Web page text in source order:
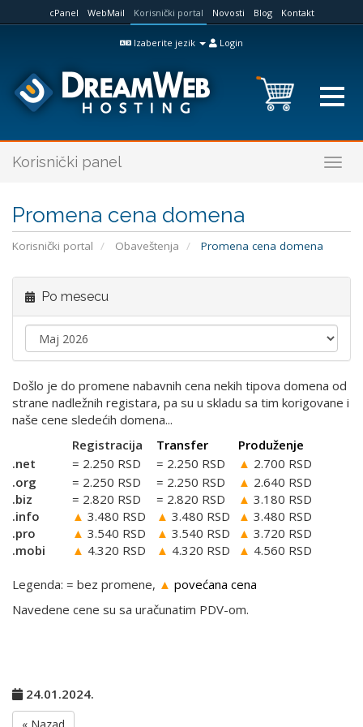
cPanel WebMail Korisnički portal Novosti Blog Kontakt
Izaberite jezik Login
Korisnički panel
Promena cena domena
Korisnički portal Obaveštenja Promena cena domena
Po mesecu
Došlo je do promene nabavnih cena nekih tipova domena od
strane nadležnih registara, pa su u skladu sa tim korigovane i
naše cene sledećih domena...
Registracija
Transfer
Produženje
.net
= 2.250 RSD = 2.250 RSD ▲ 2.700 RSD
.org
= 2.250 RSD = 2.250 RSD ▲ 2.640 RSD
.biz
= 2.820 RSD = 2.820 RSD ▲ 3.180 RSD
.info
▲ 3.480 RSD ▲ 3.480 RSD ▲ 3.480 RSD
.pro
▲ 3.540 RSD ▲ 3.540 RSD ▲ 3.720 RSD
.mobi
▲ 4.320 RSD ▲ 4.320 RSD ▲ 4.560 RSD
Legenda: = bez promene, ▲ povećana cena
Navedene cene su sa uračunatim PDV-om.
24.01.2024.